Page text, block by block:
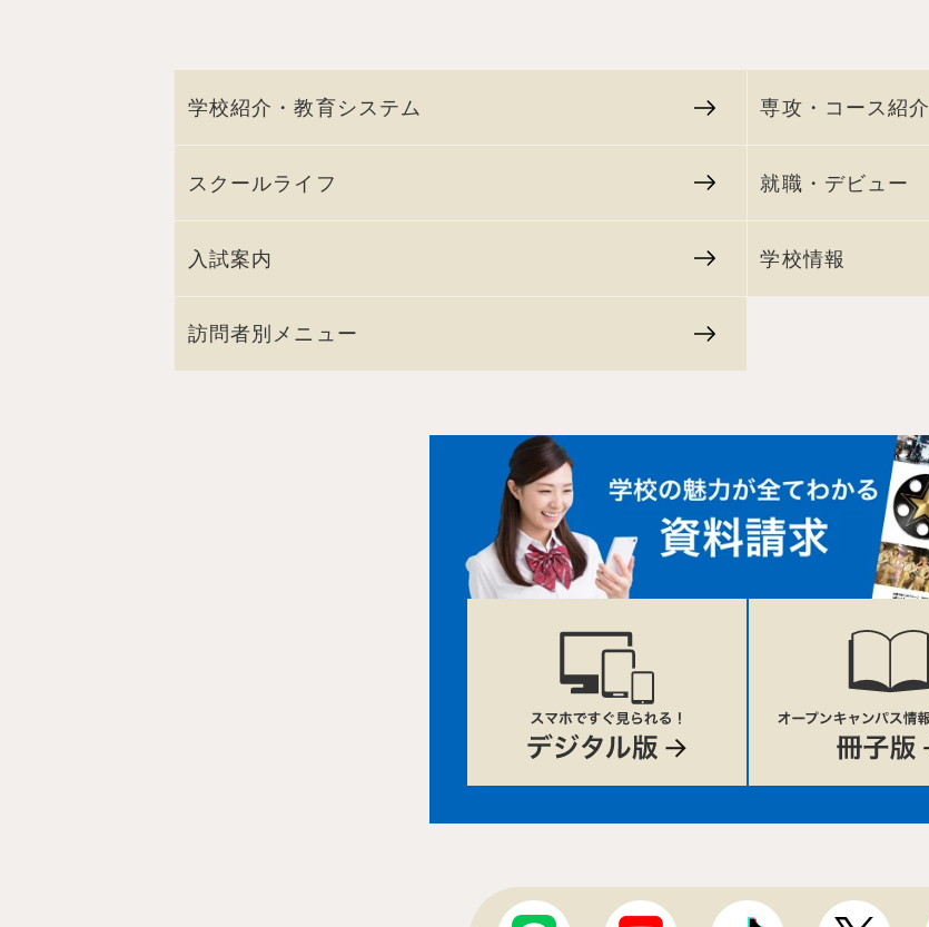
学校紹介・教育システム 専攻・コース紹介
スクールライフ 就職・デビュー
入試案内 学校情報
訪問者別メニュー